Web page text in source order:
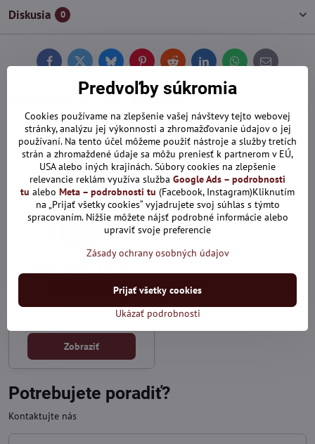
Diskusia 0
FacebookTwitterBlueskyPinterestReddit LinkedInWhatsApp
E-
Naposledy Vás zaujalo:
SingaporeSLIM
Skladom
Zobraziť
Potrebujete poradiť?
Kontaktujte nás
Predvoľby súkromia
Cookies používame na zlepšenie vašej návštevy tejto webovej
stránky, analýzu jej výkonnosti a zhromažďovanie údajov o jej
používaní. Na tento účel môžeme použiť nástroje a služby tretích
strán a zhromaždené údaje sa môžu preniesť k partnerom v EÚ,
USA alebo iných krajinách. Súbory cookies na zlepšenie
relevancie reklám využíva služba Google Ads – podrobnosti
tu alebo Meta – podrobnosti tu (Facebook, Instagram)Kliknutím
na „Prijať všetky cookies“ vyjadrujete svoj súhlas s týmto
spracovaním. Nižšie môžete nájsť podrobné informácie alebo
upraviť svoje preferencie
Zásady ochrany osobných údajov
Ukázať podrobnosti
Prijať všetky cookies